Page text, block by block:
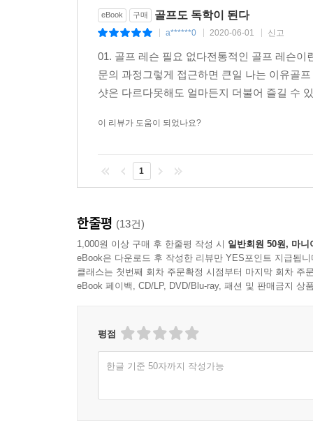
저자의 방법을 따라하다 보면 골프가 줄넘기를 하
≪스윙과 삶을 다스리는 마음골프≫에서 ‘골프
연습을 하기보다는 수련을 해야 한다. 세계 최
그린이나 골프연습장에서 골프공이나 스윙에
골프는 누구나 즐길 수 있는 놀이문화
지금까지 골프는 전통적인 골프 레슨의 잘못된 전
놀이’였다면 이제는 누구나 함께 즐길 수 있어
있으며, 세계 최고의 IT기술과 인터넷 인프라를
것이다. 무엇보다 저자는 초보자도 환영받는
eBook 구매 골프도 독학이 된다
a******0 2020-06-01 신고
01. 골프 레슨 필요 없다전통적인 골프 레슨
문의 과정그렇게 접근하면 큰일 나는 이유골
샷은 다르다못해도 얼마든지 더불어 즐길 수
이 리뷰가 도움이 되었나요?
1
한줄평 (13건)
1,000원 이상 구매 후 한줄평 작성 시 일반회원 50원, 마니
eBook은 다운로드 후 작성한 리뷰만 YES포인트 지급됩니
클래스는 첫번째 회차 주문확정 시점부터 마지막 회차 주
eBook 페이백, CD/LP, DVD/Blu-ray, 패션 및 판매금지 상
평점
한글 기준 50자까지 작성가능